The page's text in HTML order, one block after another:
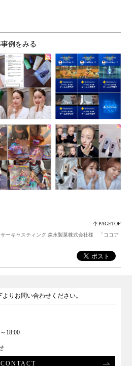
例をみる
PAGETOP
ーキャスティング 森永製菓株式会社様 「ココア
りお問い合わせください。
18:00
CONTACT